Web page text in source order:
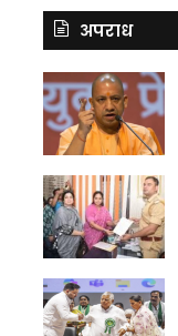
अपराध